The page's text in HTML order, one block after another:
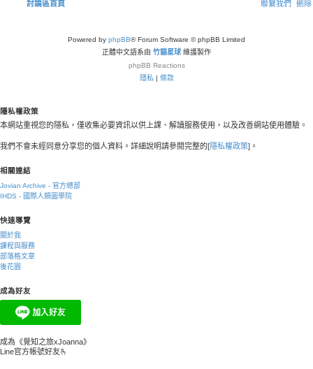
討論區首頁 刪
聯繫我們
Powered by phpBB® Forum Software © phpBB Limited
正體中文語系由 竹貓星球 維護製作
phpBB Reactions
隱私 | 條款
隱私權政策
本網站重視您的隱私，僅收集必要資訊以供上課、解讀服務使用，以及改善網站使用體驗。
我們不會未經同意分享您的個人資料。詳細說明請參閱完整的[隱私權政策]。
相關連結
Jovian Archive - 官方總部
IHDS - 國際人類圖學院
快速導覽
關於我
課程與服務
部落格文章
後花園
成為好友
成為《覺知之旅xJoanna》
Line官方帳號好友🫰